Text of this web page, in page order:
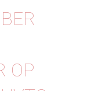
OP